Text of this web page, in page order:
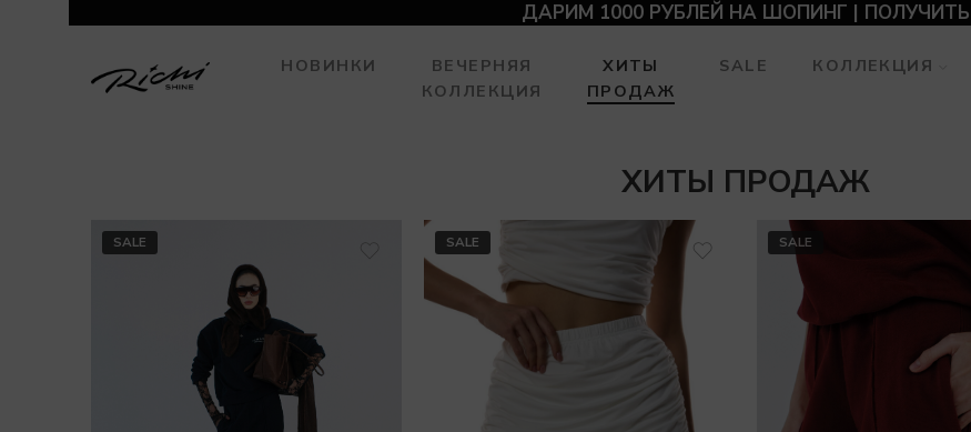
ДАРИМ 1000 РУБЛЕЙ НА ШОПИНГ | ПОЛУЧИТЬ
НОВИНКИ
ВЕЧЕРНЯЯ
КОЛЛЕКЦИЯ
ХИТЫ
ПРОДАЖ
SALE КОЛЛЕКЦИЯ
ХИТЫ ПРОДАЖ
SALE SALE SALE